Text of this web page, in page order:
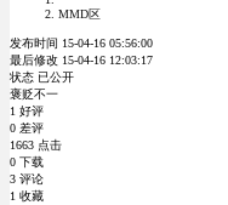
MMD区
发布时间 15-04-16 05:56:00
最后修改 15-04-16 12:03:17
状态 已公开
褒贬不一
1 好评
0 差评
1663 点击
0 下载
3 评论
1 收藏